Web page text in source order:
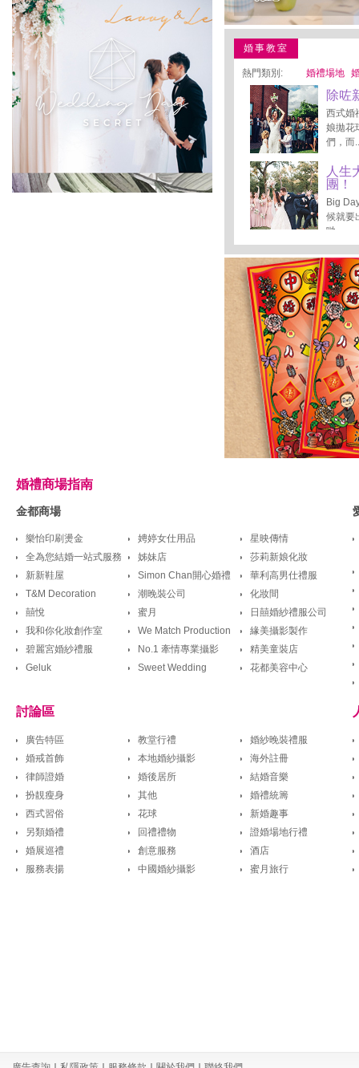
婚事教室
熱門類別: 婚禮場地
除咗
西式婚
娘拋花
們，而
人生
團！‍
Big
候就要
哋...
婚禮商場指南
金都商場
樂怡印刷燙金
全為您結婚一站式服務
新新鞋屋
T&M Decoration
囍悅
我和你化妝創作室
碧麗宮婚紗禮服
Geluk
娉婷女仕用品
姊妹店
Simon Chan開心婚禮
潮晚裝公司
蜜月
We Match Production
No.1 牽情專業攝影
Sweet Wedding
星映傳情
莎莉新娘化妝
華利高男仕禮服
化妝間
日囍婚紗禮服公司
緣美攝影製作
精美童裝店
花都美容中心
討論區
廣告特區
婚戒首飾
律師證婚
扮靚瘦身
西式習俗
另類婚禮
婚展巡禮
服務表揚
教堂行禮
本地婚紗攝影
婚後居所
其他
花球
回禮禮物
創意服務
中國婚紗攝影
婚紗晚裝禮服
海外註冊
結婚音樂
婚禮統籌
新婚趣事
證婚場地行禮
酒店
蜜月旅行